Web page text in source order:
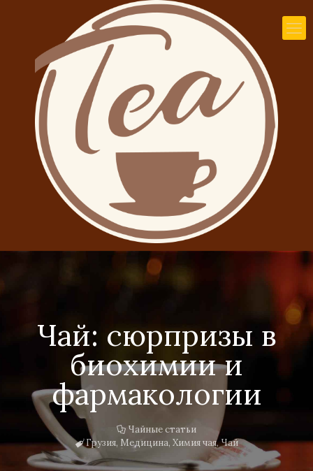
Чай: сюрпризы в
биохимии и
фармакологии
Чайные статьи
Грузия, Медицина, Химия чая,Чай